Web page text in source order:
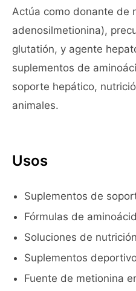
Actúa como donante de
adenosilmetionina),
glutatión, y agente
suplementos de
soporte hepático,
animales.
Usos
Suplementos de
Fórmulas de
Soluciones de
Suplementos
Fuente de metionina